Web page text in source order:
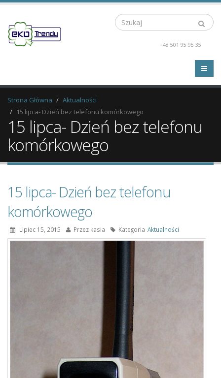
Szukaj
+48 501 95 95 35
Strona Główna
Aktualności
15 lipca- Dzień bez telefonu komórkowego
15 lipca- Dzień bez telefonu
komórkowego
15 lipca- Dzień bez telefonu
komórkowego
Lipiec 15, 2015 Przez kasia Kategoria Aktualności